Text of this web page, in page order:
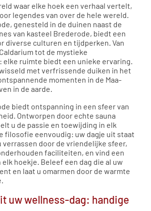
waar elke hoek een verhaal vertelt,
legendes van over de hele wereld.
genesteld in de duinen naast de
van kasteel Brederode, biedt een
diverse culturen en tijdperken. Van
tot de mystieke
elke ruimte biedt een unieke ervaring.
met verfrissende duiken in het
momenten in de Maa-
in de aarde.
biedt ontspanning in een sfeer van
Ontworpen door echte sauna
u de passie en toewijding in elk
filosofie eenvoudig: uw dagje uit staat
verrassen door de vriendelijke sfeer,
faciliteiten, en vind een
hoekje. Beleef een dag die al uw
en laat u omarmen door de warmte
uw wellness-dag: handige